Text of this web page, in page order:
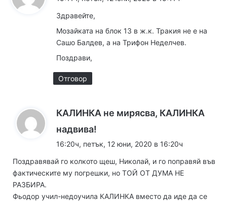
:
Здравейте,
Мозайката на блок 13 в ж.к. Тракия не е на
Сашо Балдев, а на Трифон Неделчев.
Поздрави,
Отговор
КАЛИНКА не мирясва, КАЛИНКА
надвива!
а
:
16:20ч, петък, 12 юни, 2020 в 16:20ч
Поздравявай го колкото щеш, Николай, и го поправяй във
фактическите му погрешки, но ТОЙ ОТ ДУМА НЕ
РАЗБИРА.
Фьодор учил-недоучила КАЛИНКА вместо да иде да се